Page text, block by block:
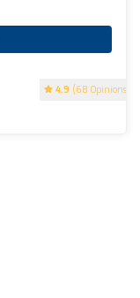
4.9 (68 Opinions)